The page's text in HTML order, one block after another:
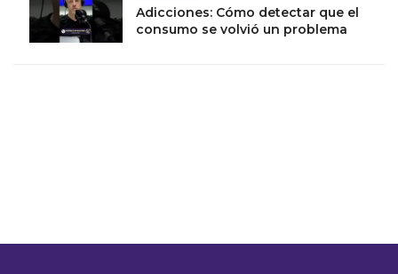
Adicciones: Cómo detectar que el
consumo se volvió un problema